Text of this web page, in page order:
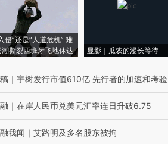
侵”还是“人道危机” 难
潮撕裂西班牙飞地休达
显影｜瓜农的漫长等待
｜ 宇树发行市值610亿 先行者的加速和考验
｜ 在岸人民币兑美元汇率连日升破6.75
我闻 ｜ 艾路明及多名股东被拘